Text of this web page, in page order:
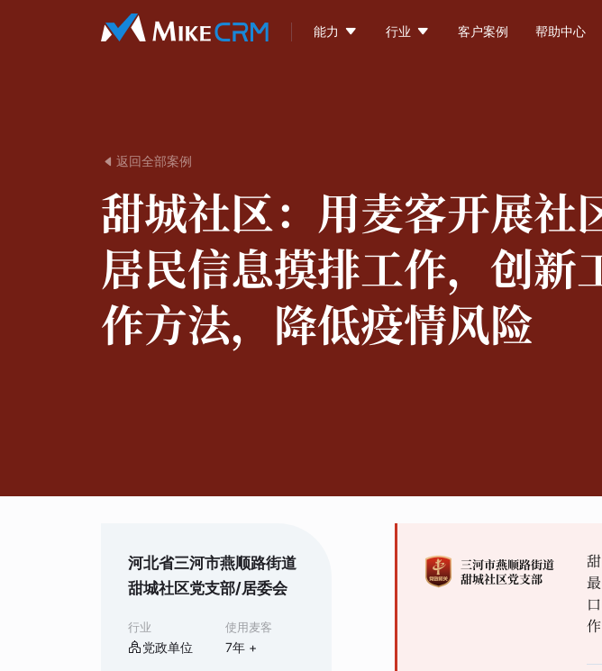
能力  行业  客户案例 帮助中心
 返回全部案例
甜城社区： 用麦客开展社
居民信息摸排工作，创新
作方法，降低疫情风险
河北省三河市燕顺路街道
甜城社区党支部/居委会
行业
党政单位
使用麦客
7年 +